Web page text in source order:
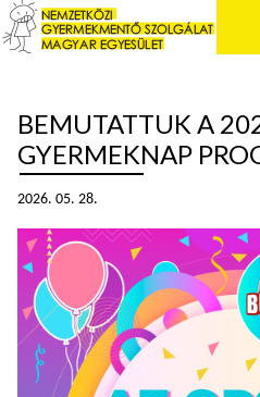
BEMUTATTUK A
GYERMEKNAP
2026. 05. 28.